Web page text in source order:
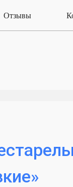
Отзывы